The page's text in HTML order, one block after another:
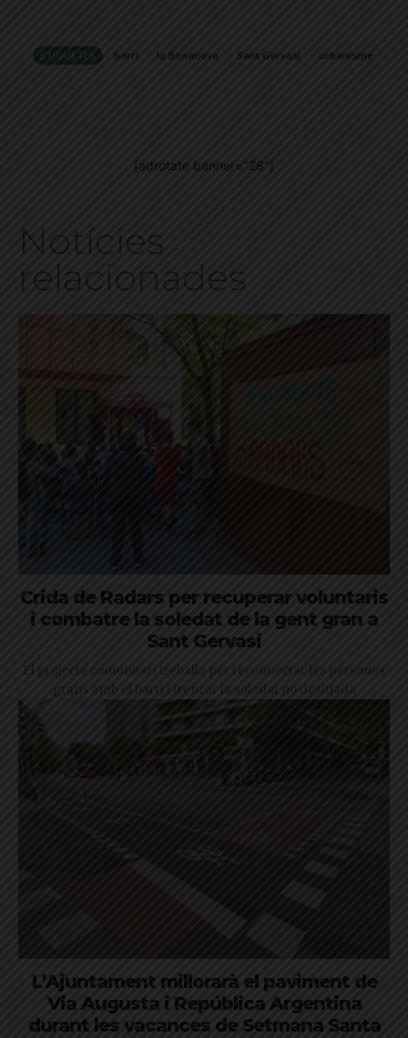
ETIQUETES barri la Bonanova Sant Gervasi urbanisme
[adrotate banner="28"]
Notícies
relacionades
Crida de Radars per recuperar voluntaris
i combatre la soledat de la gent gran a
Sant Gervasi
El projecte comunitari treballa per reconnectar les persones
grans amb el barri i trencar la soledat no desitjada
L’Ajuntament millorarà el paviment de
Via Augusta i República Argentina
durant les vacances de Setmana Santa